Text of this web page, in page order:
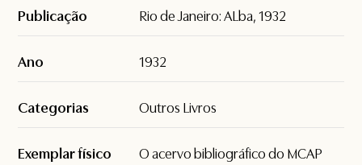
Publicação Rio de Janeiro: ALba, 1932
Ano 1932
Categorias Outros Livros
Exemplar físico
O acervo bibliográfico do MCAP